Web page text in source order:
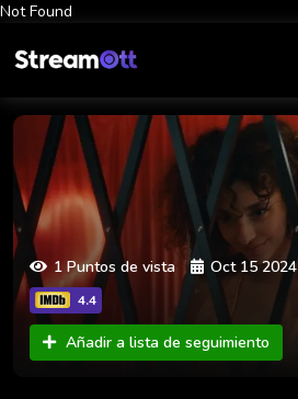
Not Found
1 Puntos de vista Oct 15 2024
4.4
Añadir a lista de seguimiento